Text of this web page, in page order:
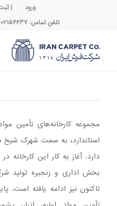
ورود |
تلفن تماس: 02154637 | [calender-event]
مجموعه کارخانه‌های تأمین
استاندارد، به سمت شهرک شیخ
بخش اداری و زنجیره تولید
تاکنون نیز ادامه یافته است.